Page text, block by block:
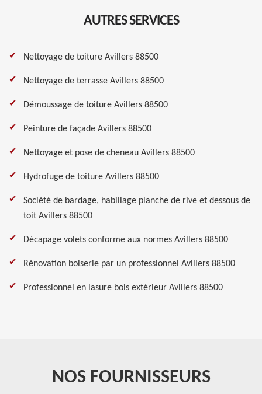
AUTRES SERVICES
Nettoyage de toiture Avillers 88500
Nettoyage de terrasse Avillers 88500
Démoussage de toiture Avillers 88500
Peinture de façade Avillers 88500
Nettoyage et pose de cheneau Avillers 88500
Hydrofuge de toiture Avillers 88500
Société de bardage, habillage planche de rive et dessous de
toit Avillers 88500
Décapage volets conforme aux normes Avillers 88500
Rénovation boiserie par un professionnel Avillers 88500
Professionnel en lasure bois extérieur Avillers 88500
NOS FOURNISSEURS